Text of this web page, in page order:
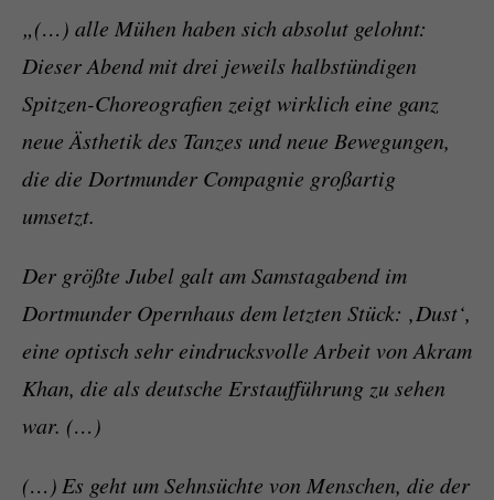
„(…) alle Mühen haben sich absolut gelohnt:
Dieser Abend mit drei jeweils halbstündigen
Spitzen-Choreografien zeigt wirklich eine ganz
neue Ästhetik des Tanzes und neue Bewegungen,
die die Dortmunder Compagnie großartig
umsetzt.
Der größte Jubel galt am Samstagabend im
Dortmunder Opernhaus dem letzten Stück: ‚Dust‘,
eine optisch sehr eindrucksvolle Arbeit von Akram
Khan, die als deutsche Erstaufführung zu sehen
war. (…)
(…) Es geht um Sehnsüchte von Menschen, die der